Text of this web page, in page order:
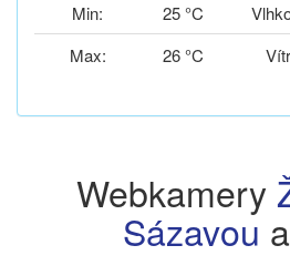
Min:
25 °C
Max:
26 °C
Webkamery
Sázavou